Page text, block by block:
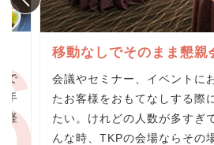
で
手
軽
移動なしでそのまま懇親
会議やセミナー、イベントに
たお客様をおもてなしする際
たい。けれどの人数が多すぎ
んな時、TKPの会場ならその